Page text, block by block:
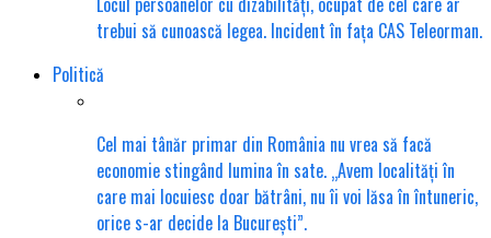
trebui să cunoască legea. Incident în fața CAS Teleorman.
Politică
Cel mai tânăr primar din România nu vrea să facă
economie stingând lumina în sate. „Avem localități în
care mai locuiesc doar bătrâni, nu îi voi lăsa în întuneric,
orice s-ar decide la București”.